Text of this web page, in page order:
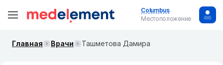
Columbus
Местоположение
Главная Врачи Ташметова Дамира